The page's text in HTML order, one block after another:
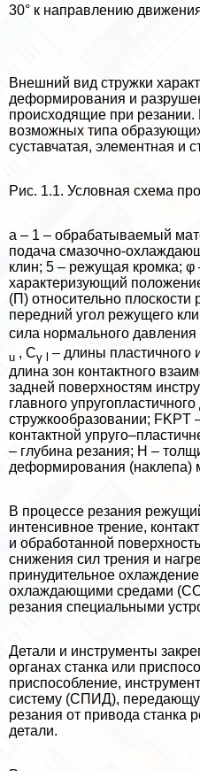
30° к направлению
Внешний вид стружки
деформирования и
происходящие при резании.
возможных типа
суставчатая, элементная и
Рис. 1.1. Условная схема
а – 1 – обpaбатываемый
подача смaзoчно-
клин; 5 – режущая кромка; φ
хаpaктеризующий
(П) относительно плоскости
передний угол режущего
сила нормального
u , Сγ – длины пластичного
длина зон контактного
задней поверхностям
главного
стружкообразовании; FKPT
контактной
– глубина резания; Н –
деформирования (наклепа)
В процессе резания
интенсивное трение,
и обработанной
снижения сил трения и
принудительное
охлаждающими средами
резания специальными
Детали и инструменты
органах станка или
приспособление,
систему (СПИД),
резания от привода станка
детали.